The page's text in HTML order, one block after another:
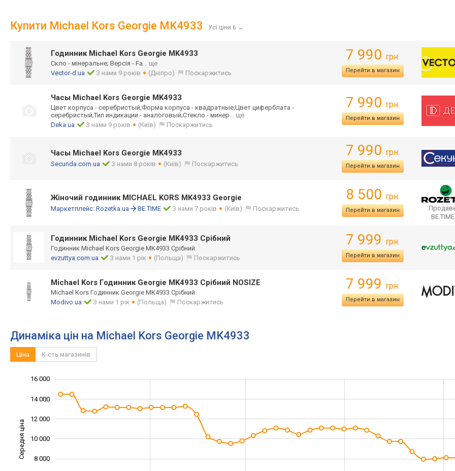
Купити Michael Kors Georgie MK4933 Усі ціни 6 →
Годинник Michael Kors Georgie MK4933
Скло - мінеральне; Версія - Fa... ще
Vector-d.ua
З нами 9 років (Дніпро) Поскаржитись
7 990 грн.
Перейти в магазин
Часы Michael Kors Georgie MK4933
Цвет корпуса - серебристый;Форма корпуса - квадратные;Цвет циферблата -
серебристый;Тип индикации - аналоговый;Стекло - минер... ще
Deka.ua
З нами 9 років (Київ) Поскаржитись
7 990 грн.
Перейти в магазин
Часы Michael Kors Georgie MK4933
Secunda.com.ua З нами 8 років (Київ) Поскаржитись
7 990 грн.
Перейти в магазин
Жіночий годинник MICHAEL KORS MK4933 Georgie
Маркетплейс: Rozetka.ua BE.TIME З нами 7 років (Київ) Поскаржитись
8 500 грн.
Перейти в магазин
BE.TIME
Годинник Michael Kors Georgie MK4933 Срібний
Годинник Michael Kors Georgie MK4933 Срібний
evzuttya.com.ua
З нами 1 рік (Польща) Поскаржитись
7 999 грн.
Перейти в магазин
Michael Kors Годинник Georgie MK4933 Срібний NOSIZE
Michael Kors Годинник Georgie MK4933 Срібний
Modivo.ua
З нами 1 рік (Польща) Поскаржитись
7 999 грн.
Перейти в магазин
Динаміка цін на Michael Kors Georgie MK4933
Ціна К-сть магазинів
Середня ціна 10 000
8 000
10 000
12 000
14 000
16 000